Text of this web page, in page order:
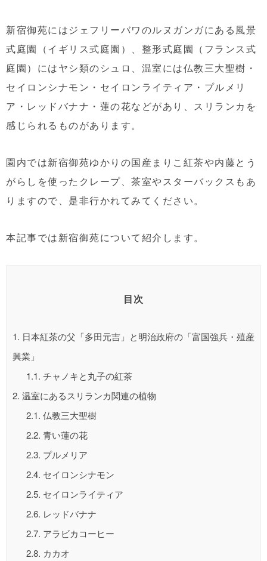
新宿御苑にはジェフリーバワのルヌガンガにある風景
式庭園（イギリス式庭園）、整形式庭園（フランス式
庭園）にはヤシ類のシュロ、温室には仏教三大聖樹・
セイロンシナモン・セイロンライティア・プルメリ
ア・レッドバナナ・蓮の花などがあり、スリランカを
感じられるものがあります。
園内では新宿御苑ゆかりの国産まりこ紅茶や内藤とう
がらしを使ったクレープ、茶室やスターバックスもあ
りますので、是非行かれてみてください。
本記事では新宿御苑について紹介します。
目次
1. 日本紅茶の父「多田元吉」と明治政府の「富国強兵・殖産
興業」
1.1. チャノキと丸子の紅茶
2. 温室にあるスリランカ関連の植物
2.1. 仏教三大聖樹
2.2. 青い蓮の花
2.3. プルメリア
2.4. セイロンシナモン
2.5. セイロンライティア
2.6. レッドバナナ
2.7. アラビカコーヒー
2.8. カカオ